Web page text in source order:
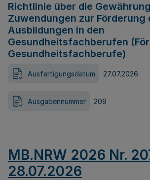
Richtlinie über die
Zuwendungen zur Förderung
Ausbildungen in den
Gesundheitsfachberufen
Gesundheitsfachberufe)
Ausfertigungsdatum 27.07.2026
Ausgabennummer 209
MB.NRW 2026 Nr.
28.07.2026